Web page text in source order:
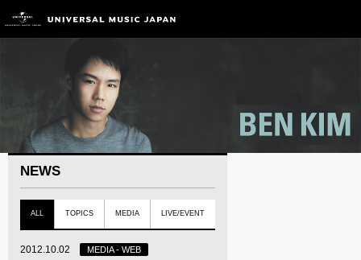
NEWS
ALL TOPICS MEDIA LIVE/EVENT
2012.10.02 MEDIA - WEB